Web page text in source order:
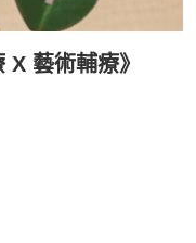
X 藝術輔療》